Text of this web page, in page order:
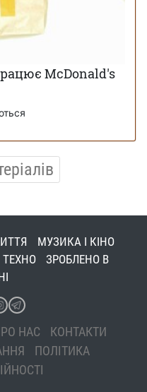
McDonald's
МУЗИКА І КІНО
ТЕХНО
ЗРОБЛЕНО В
НАС
КОНТАКТИ
ПОЛІТИКА